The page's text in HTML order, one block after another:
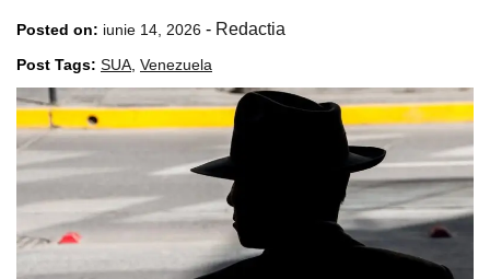
Posted on: iunie 14, 2026 - Redactia
Post Tags: SUA, Venezuela